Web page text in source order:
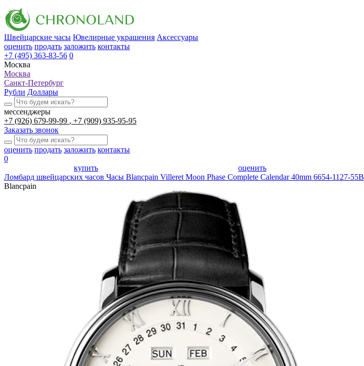
Швейцарские часы Ювелирные украшения Аксессуары
оценить продать заложить контакты
+7 (495) 363-83-56 0
Москва
Москва
Санкт-Петербург
Рубли Доллары
мессенджеры
+7 (926) 679-99-99
+7 (909) 935-95-95
Заказать звонок
оценить продать заложить контакты
0
купить
оценить
Ломбард швейцарских часов Часы Blancpain Villeret Moon Phase Complete Calendar 40mm 6654-1127-55B
Blancpain